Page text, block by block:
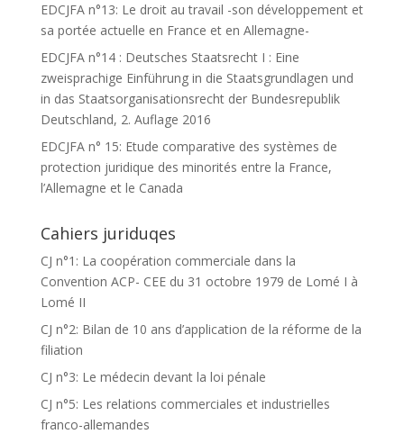
EDCJFA n°13: Le droit au travail -son développement et
sa portée actuelle en France et en Allemagne-
EDCJFA n°14 : Deutsches Staatsrecht I : Eine
zweisprachige Einführung in die Staatsgrundlagen und
in das Staatsorganisationsrecht der Bundesrepublik
Deutschland, 2. Auflage 2016
EDCJFA n° 15: Etude comparative des systèmes de
protection juridique des minorités entre la France,
l’Allemagne et le Canada
Cahiers juriduqes
CJ n°1: La coopération commerciale dans la
Convention ACP- CEE du 31 octobre 1979 de Lomé I à
Lomé II
CJ n°2: Bilan de 10 ans d’application de la réforme de la
filiation
CJ n°3: Le médecin devant la loi pénale
CJ n°5: Les relations commerciales et industrielles
franco-allemandes